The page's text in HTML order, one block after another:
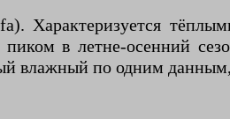
Характеризуется
в летне-осенний
влажный по одним